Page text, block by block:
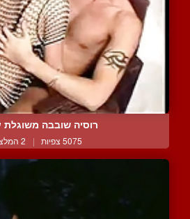
רוסיה שובבה משוגלת
5075 צפיות | 2 המלצות